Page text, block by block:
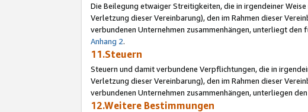
Die Beilegung etwaiger Streitigkeiten, die in irgendeiner
Verletzung dieser Vereinbarung), den im Rahmen dieser
verbundenen Unternehmen zusammenhängen, unterliegt
Anhang 2.
11.Steuern
Steuern und damit verbundene Verpflichtungen, die in
Verletzung dieser Vereinbarung), den im Rahmen dieser
verbundenen Unternehmen zusammenhängen, unterliegen
12.Weitere Bestimmungen